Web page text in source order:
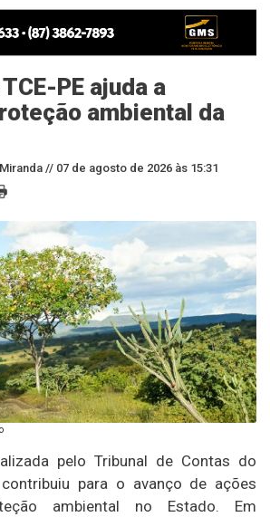
PE ajuda a
ambiental da
// 07 de agosto de 2026 às 15:31
pelo Tribunal de Contas do
contribuiu para o avanço de ações
ambiental no Estado. Em